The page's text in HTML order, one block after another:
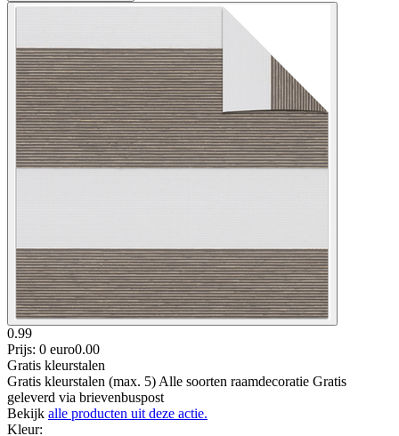
0.99
Prijs: 0 euro0.00
Gratis kleurstalen
Gratis kleurstalen (max. 5) Alle soorten raamdecoratie Gratis
geleverd via brievenbuspost
Bekijk alle producten uit deze actie.
Kleur: